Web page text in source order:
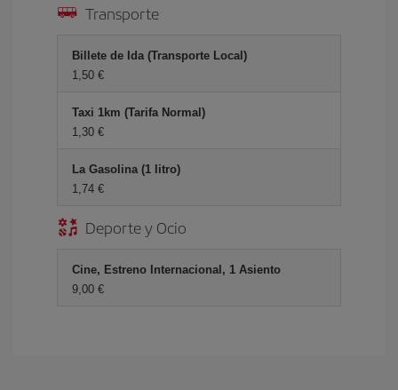
Transporte
Billete de Ida (Transporte Local)
1,50 €
Taxi 1km (Tarifa Normal)
1,30 €
La Gasolina (1 litro)
1,74 €
Deporte y Ocio
Cine, Estreno Internacional, 1 Asiento
9,00 €